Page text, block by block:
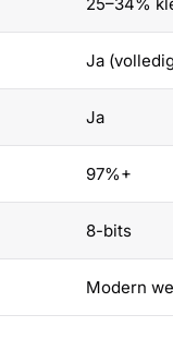
Ja
Ja
97%+
8-bits
Modern